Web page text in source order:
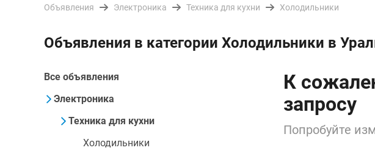
Объявления Электроника Техника для кухни Холодильники
Объявления в категории Холодильники в
Все объявления
Электроника
Техника для кухни
Холодильники
К
запросу
Попробуйте